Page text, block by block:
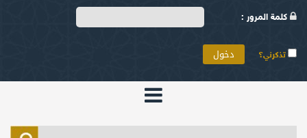
كلمة المرور :
تذكرني؟